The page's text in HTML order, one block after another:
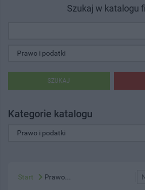
Szukaj w katalogu
SZUKAJ
Kategorie katalogu
Start Prawo...